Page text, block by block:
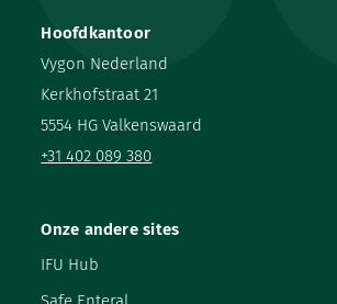
Hoofdkantoor
Vygon Nederland
Kerkhofstraat 21
5554 HG Valkenswaard
+31 402 089 380
Onze andere sites
IFU Hub